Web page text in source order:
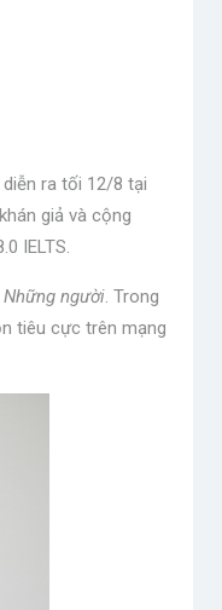
ra tối 12/8 tại
giả và cộng
IELTS.
Những người. Trong
tiêu cực trên mạng